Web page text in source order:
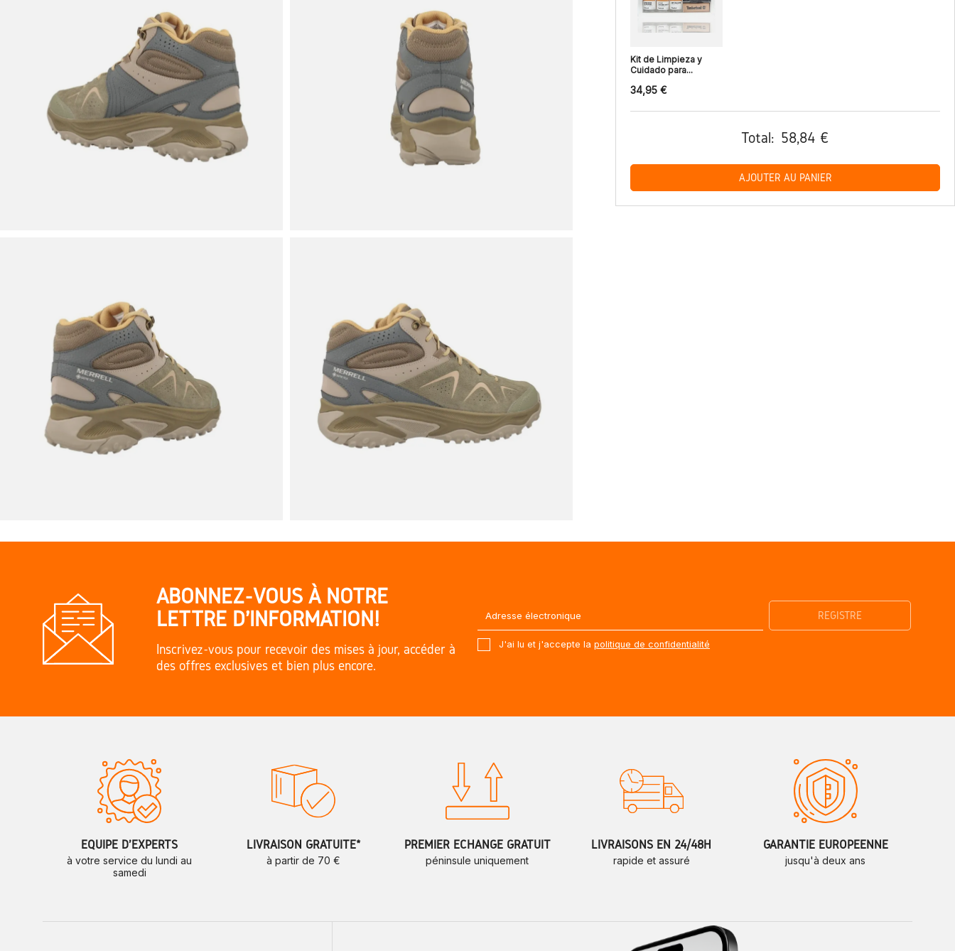
Kit de Limpieza y
Cuidado para...
34,95 €
Total: 58,84 €
AJOUTER AU PANIER
ABONNEZ-VOUS À NOTRE
LETTRE D'INFORMATION!
Inscrivez-vous pour recevoir des mises à jour, accéder à
des offres exclusives et bien plus encore.
J'ai lu et j'accepte la politique de confidentialité
ÉQUIPE D'EXPERTS
à votre service du lundi au
samedi
LIVRAISON GRATUITE*
à partir de 70 €
PREMIER ÉCHANGE GRATUIT
péninsule uniquement
LIVRAISONS EN 24/48H
rapide et assuré
GARANTIE EUROPÉENNE
jusqu'à deux ans